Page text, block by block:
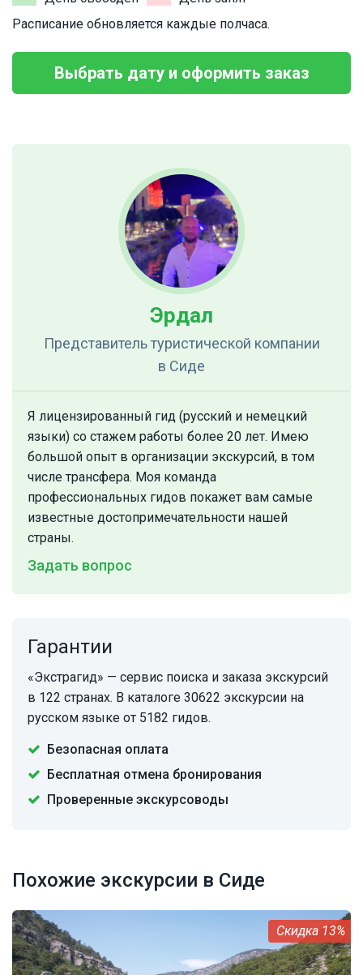
Расписание обновляется каждые полчаса.
Выбрать дату и оформить заказ
Эрдал
Представитель туристической компании
в Сиде
Я лицензированный гид (русский и немецкий
языки) со стажем работы более 20 лет. Имею
большой опыт в организации экскурсий, в том
числе трансфера. Моя команда
профессиональных гидов покажет вам самые
известные достопримечательности нашей
страны.
Задать вопрос
Гарантии
«Экстрагид» — сервис поиска и заказа экскурсий
в 122 странах. В каталоге 30622 экскурсии на
русском языке от 5182 гидов.
Безопасная оплата
Бесплатная отмена бронирования
Проверенные экскурсоводы
Похожие экскурсии в Сиде
13%